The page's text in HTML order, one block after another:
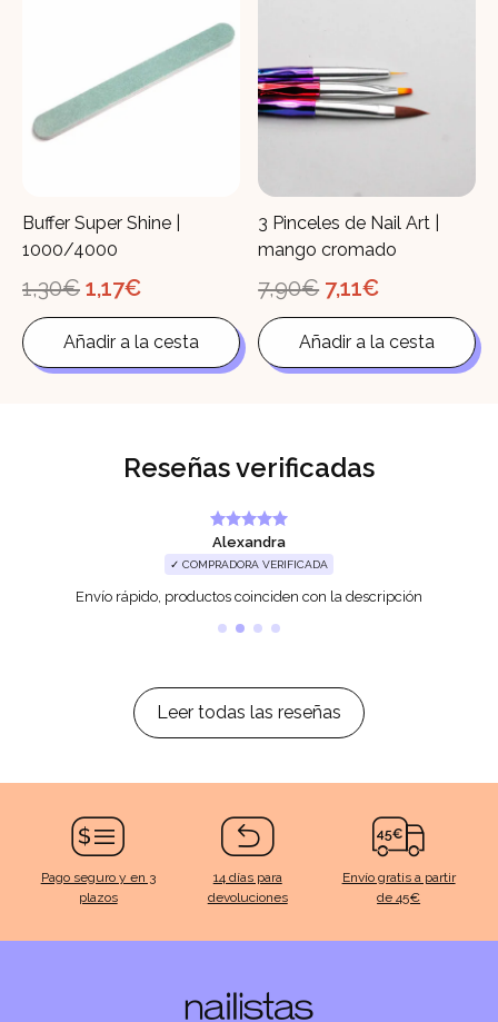
Buffer Super Shine |
1000/4000
1,30€ El
precio
era:
1,30€.
1,17€El
es:
1,17€.
Añadir a la cesta
3 Pinceles de Nail Art |
mango cromado
7,90€ El
precio
era:
7,90€.
7,11€El
es:
7,11€.
Añadir a la cesta
Reseñas verificadas
Alexandra
✓ COMPRADORA VERIFICADA
Envío rápido, productos coinciden con la descripción
Leer todas las reseñas
Pago seguro y en 3
plazos
14 días para
devoluciones
Envío gratis a partir
de 45€